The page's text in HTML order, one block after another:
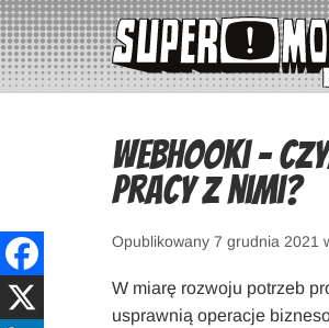
Webhooki –
pracy z nimi?
Opublikowany 7 grudnia 2021
W miarę rozwoju potrzeb
usprawnią operacje